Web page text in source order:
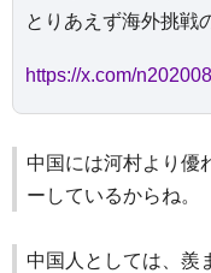
とりあえず海外挑戦
https://x.com/
中国には河村より優
ーしているからね。
中国人としては、羨